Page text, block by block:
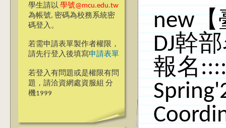
學生請以 學號@mcu.edu.tw
為帳號, 密碼為校務系統密
碼登入。
若需申請表單製作者權限，
請先行登入後填寫申請表單
若登入有問題或是權限有問
題，請洽資網處資服組 分
機1999
new【
DJ幹
報名